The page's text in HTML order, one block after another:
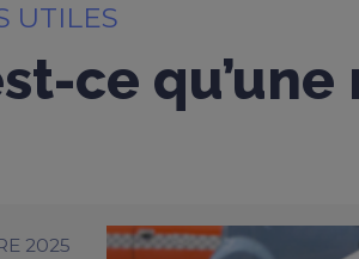
UTILES
ce
2025